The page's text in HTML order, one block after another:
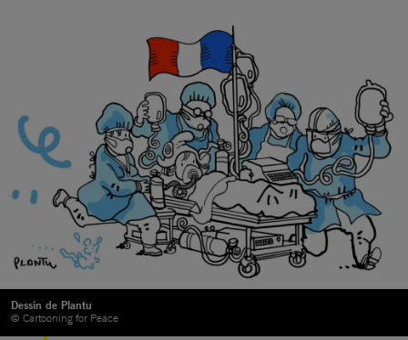
Dessin de Plantu
© Cartooning for Peace